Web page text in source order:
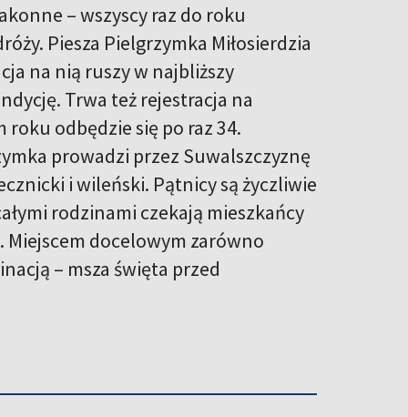
– wszyscy raz do roku
Piesza Pielgrzymka Miłosierdzia
na nią ruszy w najbliższy
Trwa też rejestracja na
roku odbędzie się po raz 34.
prowadzi przez Suwalszczyznę
i wileński. Pątnicy są życzliwie
rodzinami czekają mieszkańcy
docelowym zarówno
– msza święta przed